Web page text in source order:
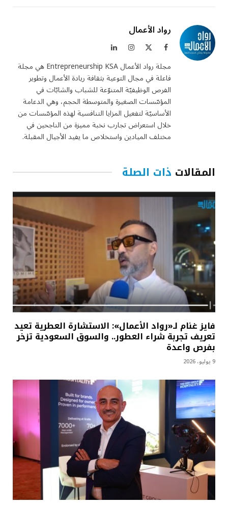
رواد الأعمال
فيسبوك الانستغراملينكدإن
مجلة رواد الأعمال Entrepreneurship KSA هي مجلة
فاعلة في مجال التوعية بثقافة ريادة الأعمال وتطوير
الفرص الوظيفيّة المتنوّعة للشباب والشابّات في
المؤسّسات الصغيرة والمتوسطة الحجم، وهي الدعامة
الأساسيّة لتفعيل المزايا التنافسية لهذه المؤسّسات من
خلال استعراض تجارب نخبة مميزة من الناجحين في
مختلف الميادين واستخلاص ما يفيد الأجيال المقبلة.
المقالات ذات الصلة
فايز غنام لـ«رواد الأعمال»: الاستشارة العطرية تعيد
تعريف تجربة شراء العطور.. والسوق السعودية تزخر
بفرص واعدة
9 يوليو، 2026